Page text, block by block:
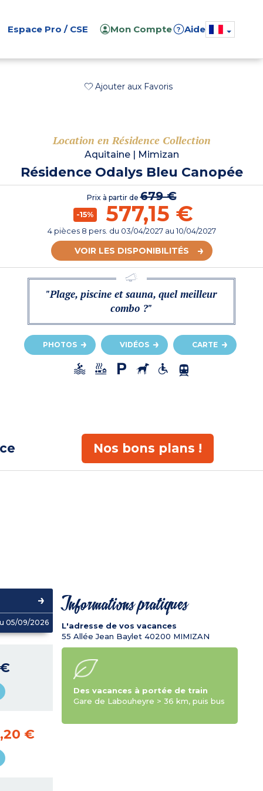
Espace Pro / CSE Mon Compte ? Aide
Ajouter aux Favoris
Location en Résidence Collection
Aquitaine| Mimizan
Résidence Odalys Bleu Canopée
Prix à partir de679 €
-15% 577,15 €
4 pièces 8 pers. du 03/04/2027au 10/04/2027
VOIR LES DISPONIBILITÉS
"Plage, piscine et sauna, quel meilleur
combo ?"
PHOTOS VIDÉOS CARTE
Nos bons plans !
05/09/2026
€
Informations pratiques
L'adresse de vos vacances
55 Allée Jean Baylet 40200 MIMIZAN
Des vacances à portée de train
Gare de Labouheyre > 36 km, puis bus